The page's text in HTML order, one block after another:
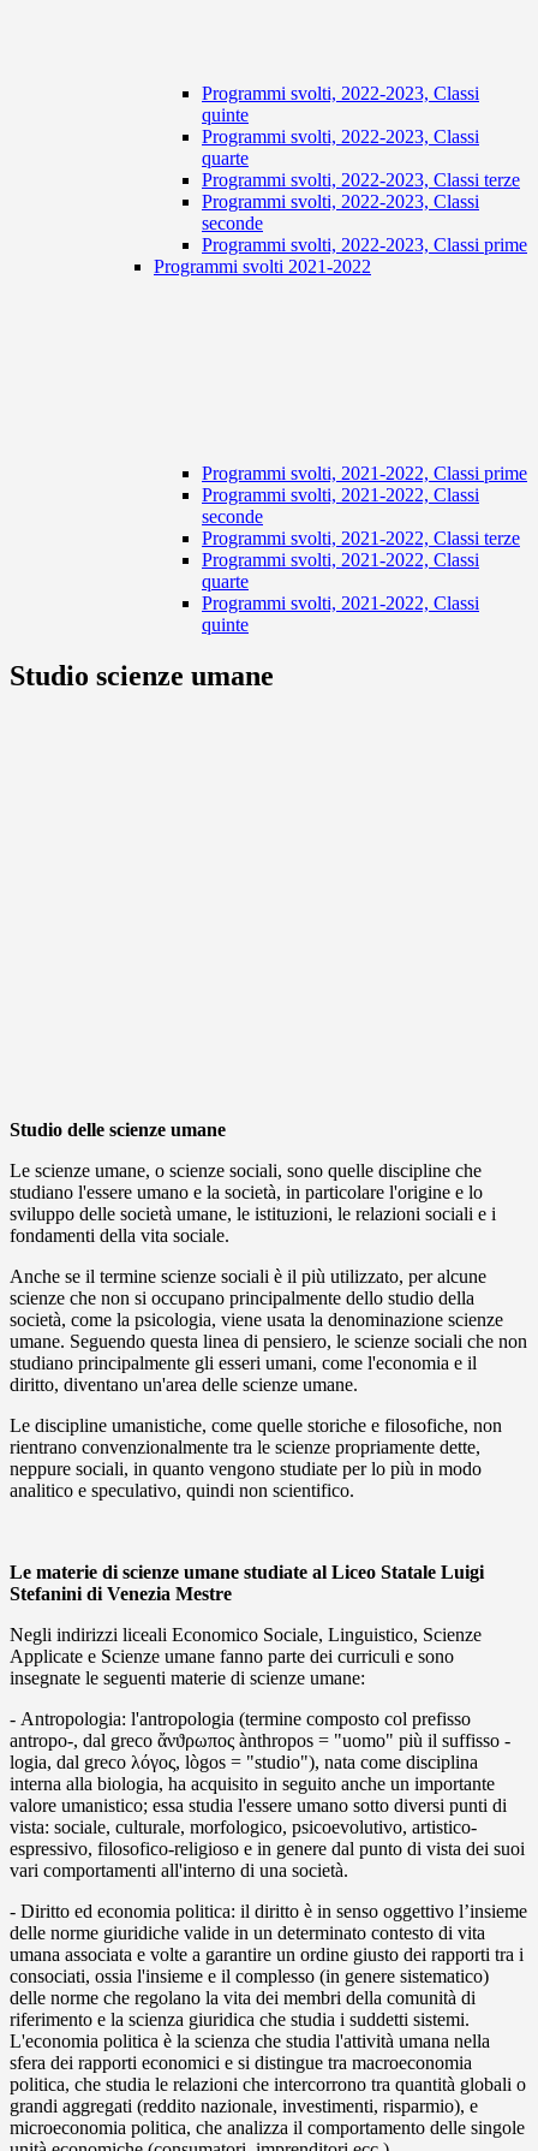
Programmi svolti, 2022-2023, Classi
quinte
Programmi svolti, 2022-2023, Classi
quarte
Programmi svolti, 2022-2023, Classi terze
Programmi svolti, 2022-2023, Classi
seconde
Programmi svolti, 2022-2023, Classi prime
Programmi svolti 2021-2022
Programmi svolti, 2021-2022, Classi prime
Programmi svolti, 2021-2022, Classi
seconde
Programmi svolti, 2021-2022, Classi terze
Programmi svolti, 2021-2022, Classi
quarte
Programmi svolti, 2021-2022, Classi
quinte
Studio scienze umane
Studio delle scienze umane
Le scienze umane, o scienze sociali, sono quelle discipline che
studiano l'essere umano e la società, in particolare l'origine e lo
sviluppo delle società umane, le istituzioni, le relazioni sociali e i
fondamenti della vita sociale.
Anche se il termine scienze sociali è il più utilizzato, per alcune
scienze che non si occupano principalmente dello studio della
società, come la psicologia, viene usata la denominazione scienze
umane. Seguendo questa linea di pensiero, le scienze sociali che non
studiano principalmente gli esseri umani, come l'economia e il
diritto, diventano un'area delle scienze umane.
Le discipline umanistiche, come quelle storiche e filosofiche, non
rientrano convenzionalmente tra le scienze propriamente dette,
neppure sociali, in quanto vengono studiate per lo più in modo
analitico e speculativo, quindi non scientifico.
Le materie di scienze umane studiate al Liceo Statale Luigi
Stefanini di Venezia Mestre
Negli indirizzi liceali Economico Sociale, Linguistico, Scienze
Applicate e Scienze umane fanno parte dei curriculi e sono
insegnate le seguenti materie di scienze umane:
- Antropologia: l'antropologia (termine composto col prefisso
antropo-, dal greco ἄνϑρωπος ànthropos = "uomo" più il suffisso -
logia, dal greco λόγος, lògos = "studio"), nata come disciplina
interna alla biologia, ha acquisito in seguito anche un importante
valore umanistico; essa studia l'essere umano sotto diversi punti di
vista: sociale, culturale, morfologico, psicoevolutivo, artistico-
espressivo, filosofico-religioso e in genere dal punto di vista dei suoi
vari comportamenti all'interno di una società.
- Diritto ed economia politica: il diritto è in senso oggettivo l’insieme
delle norme giuridiche valide in un determinato contesto di vita
umana associata e volte a garantire un ordine giusto dei rapporti tra i
consociati, ossia l'insieme e il complesso (in genere sistematico)
delle norme che regolano la vita dei membri della comunità di
riferimento e la scienza giuridica che studia i suddetti sistemi.
L'economia politica è la scienza che studia l'attività umana nella
sfera dei rapporti economici e si distingue tra macroeconomia
politica, che studia le relazioni che intercorrono tra quantità globali o
grandi aggregati (reddito nazionale, investimenti, risparmio), e
microeconomia politica, che analizza il comportamento delle singole